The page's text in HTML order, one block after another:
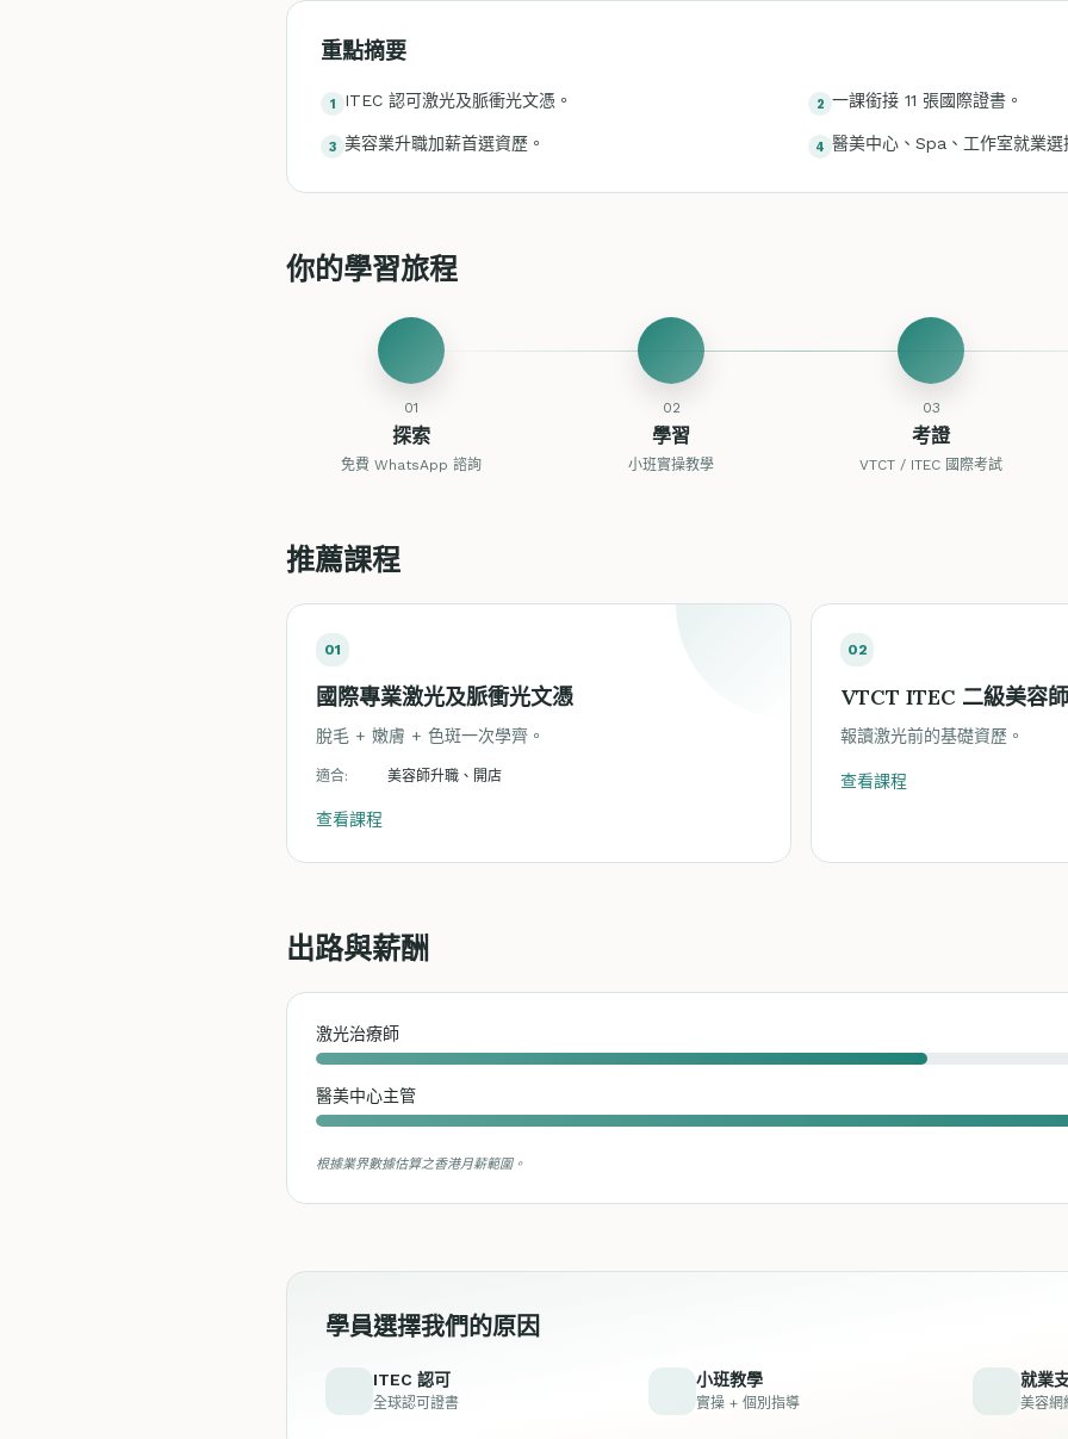
重點摘要
1 ITEC 認可激光及脈衝光文憑。 2 一課銜接 11 張國際證書。
3 美容業升職加薪首選資歷。 4 醫美中心、Spa、工作室就業選
你的學習旅程
01
探索
免費 WhatsApp 諮詢
02
學習
小班實操教學
03
考證
VTCT / ITEC 國際考試
推薦課程
01
國際專業激光及脈衝光文憑
脫毛 + 嫩膚 + 色斑一次學齊。
適合: 美容師升職、開店
查看課程
02
VTCT ITEC 二級美容
報讀激光前的基礎資歷。
查看課程
出路與薪酬
激光治療師
醫美中心主管
根據業界數據估算之香港月薪範圍。
學員選擇我們的原因
ITEC 認可
全球認可證書
小班教學
實操 + 個別指導
就業
美容網